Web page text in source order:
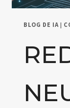
BLOG DE IA |